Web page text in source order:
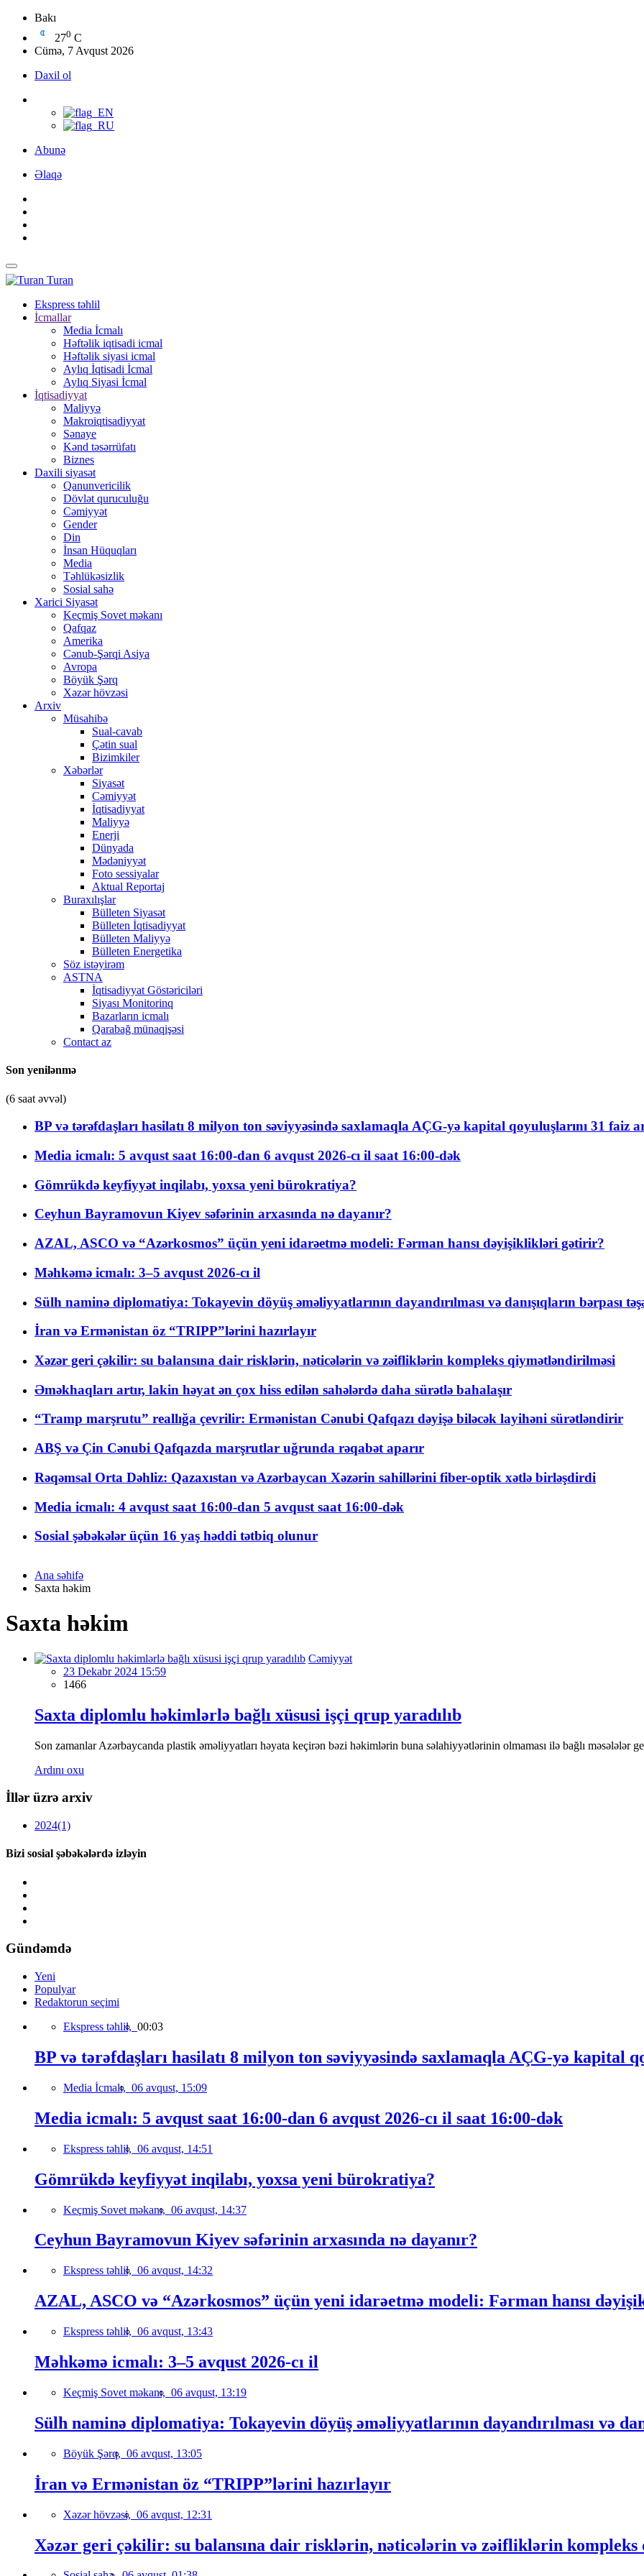
Bakı
270 C
Cümə, 7 Avqust 2026
Daxil ol
Abunə
Əlaqə
Turan
Ekspress təhlil
İcmallar
Media İcmalı
Həftəlik iqtisadi icmal
Həftəlik siyasi icmal
Aylıq İqtisadi İcmal
Aylıq Siyasi İcmal
İqtisadiyyat
Maliyyə
Makroiqtisadiyyat
Sənaye
Kənd təsərrüfatı
Biznes
Daxili siyasət
Qanunvericilik
Dövlət quruculuğu
Cəmiyyət
Gender
Din
İnsan Hüquqları
Media
Təhlükəsizlik
Sosial sahə
Xarici Siyasət
Keçmiş Sovet məkanı
Qafqaz
Amerika
Cənub-Şərqi Asiya
Avropa
Böyük Şərq
Xəzər hövzəsi
Arxiv
Müsahibə
Sual-cavab
Çətin sual
Bizimkiler
Xəbərlər
Siyasət
Cəmiyyət
İqtisadiyyat
Maliyyə
Enerji
Dünyada
Mədəniyyət
Foto sessiyalar
Aktual Reportaj
Buraxılışlar
Bülleten Siyasət
Bülleten İqtisadiyyat
Bülleten Maliyyə
Bülleten Energetika
Söz istəyirəm
ASTNA
İqtisadiyyat Göstəriciləri
Siyası Monitorinq
Bazarların icmalı
Qarabağ münaqişəsi
Contact az
Son yenilənmə
(6 saat əvvəl)
BP və tərəfdaşları hasilatı 8 milyon ton səviyyəsində saxlamaqla AÇG-yə kapital qoyuluşlarını 31 faiz
Media icmalı: 5 avqust saat 16:00-dan 6 avqust 2026-cı il saat 16:00-dək
Gömrükdə keyfiyyət inqilabı, yoxsa yeni bürokratiya?
Ceyhun Bayramovun Kiyev səfərinin arxasında nə dayanır?
AZAL, ASCO və “Azərkosmos” üçün yeni idarəetmə modeli: Fərman hansı dəyişiklikləri gətirir?
Məhkəmə icmalı: 3–5 avqust 2026-cı il
Sülh naminə diplomatiya: Tokayevin döyüş əməliyyatlarının dayandırılması və danışıqların bərpası
İran və Ermənistan öz “TRIPP”lərini hazırlayır
Xəzər geri çəkilir: su balansına dair risklərin, nəticələrin və zəifliklərin kompleks qiymətləndirilməsi
Əməkhaqları artır, lakin həyat ən çox hiss edilən sahələrdə daha sürətlə bahalaşır
“Tramp marşrutu” reallığa çevrilir: Ermənistan Cənubi Qafqazı dəyişə biləcək layihəni sürətləndirir
ABŞ və Çin Cənubi Qafqazda marşrutlar uğrunda rəqabət aparır
Rəqəmsal Orta Dəhliz: Qazaxıstan və Azərbaycan Xəzərin sahillərini fiber-optik xətlə birləşdirdi
Media icmalı: 4 avqust saat 16:00-dan 5 avqust saat 16:00-dək
Sosial şəbəkələr üçün 16 yaş həddi tətbiq olunur
Ana səhifə
Saxta həkim
Saxta həkim
Cəmiyyət
23 Dekabr 2024 15:59
1466
Saxta diplomlu həkimlərlə bağlı xüsusi işçi qrup yaradılıb
Son zamanlar Azərbaycanda plastik əməliyyatları həyata keçirən bəzi həkimlərin buna səlahiyyətlərinin olmaması ilə bağlı məsələlər
Ardını oxu
İllər üzrə arxiv
2024(1)
Bizi sosial şəbəkələrdə izləyin
Gündəmdə
Yeni
Populyar
Redaktorun seçimi
Ekspress təhlil, 00:03
BP və tərəfdaşları hasilatı 8 milyon ton səviyyəsində saxlamaqla AÇG-yə kapital
Media İcmalı, 06 avqust, 15:09
Media icmalı: 5 avqust saat 16:00-dan 6 avqust 2026-cı il saat 16:00-dək
Ekspress təhlil, 06 avqust, 14:51
Gömrükdə keyfiyyət inqilabı, yoxsa yeni bürokratiya?
Keçmiş Sovet məkanı, 06 avqust, 14:37
Ceyhun Bayramovun Kiyev səfərinin arxasında nə dayanır?
Ekspress təhlil, 06 avqust, 14:32
AZAL, ASCO və “Azərkosmos” üçün yeni idarəetmə modeli: Fərman hansı
Ekspress təhlil, 06 avqust, 13:43
Məhkəmə icmalı: 3–5 avqust 2026-cı il
Keçmiş Sovet məkanı, 06 avqust, 13:19
Sülh naminə diplomatiya: Tokayevin döyüş əməliyyatlarının dayandırılması və
Böyük Şərq, 06 avqust, 13:05
İran və Ermənistan öz “TRIPP”lərini hazırlayır
Xəzər hövzəsi, 06 avqust, 12:31
Xəzər geri çəkilir: su balansına dair risklərin, nəticələrin və zəifliklərin